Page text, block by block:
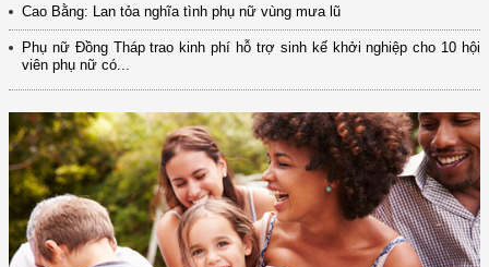
Cao Bằng: Lan tỏa nghĩa tình phụ nữ vùng mưa lũ
Phụ nữ Đồng Tháp trao kinh phí hỗ trợ sinh kế khởi nghiệp cho 10 hội
viên phụ nữ có...